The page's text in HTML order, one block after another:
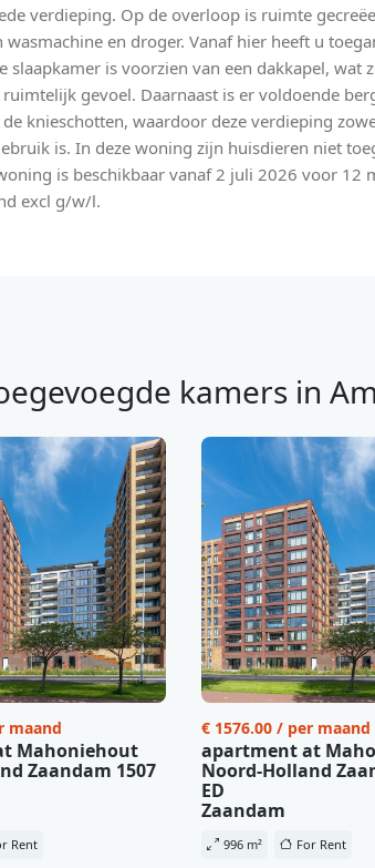
verdieping. Op de overloop is ruimte
wasmachine en droger. Vanaf hier heeft u
slaapkamer is voorzien van een dakkapel, wat
gevoel. Daarnaast is er voldoende
knieschotten, waardoor deze verdieping
is. In deze woning zijn huisdieren niet
is beschikbaar vanaf 2 juli 2026 voor 12
excl g/w/l.
kamers in
maand
Mahoniehout
Zaandam 1507
Rent
€ 1576.00 / per maand
apartment at
Noord-Holland
ED
Zaandam
996 m² For Rent